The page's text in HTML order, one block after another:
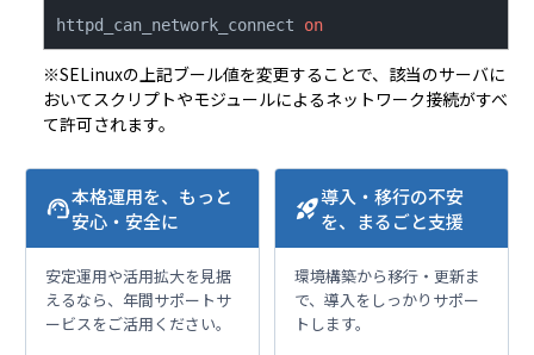
httpd_can_network_connect on
※SELinuxの上記ブール値を変更することで、該当のサーバに
おいてスクリプトやモジュールによるネットワーク接続がすべ
て許可されます。
support_agent本格運用を、もっと
安心・安全に
安定運用や活用拡大を見据
えるなら、年間サポートサ
ービスをご活用ください。
rocket_launch導入・移行の不安
を、まるごと支援
環境構築から移行・更新ま
で、導入をしっかりサポー
トします。